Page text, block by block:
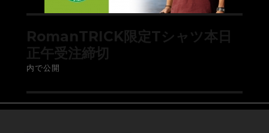
RomanTRICK限定Tシャツ本日
正午受注締切
内で公開